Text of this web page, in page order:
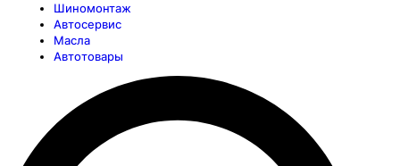
Шиномонтаж
Автосервис
Масла
Автотовары